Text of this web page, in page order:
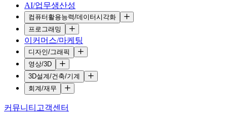
AI/업무생산성
컴퓨터활용능력/데이터시각화
프로그래밍
이커머스/마케팅
디자인/그래픽
영상/3D
3D설계/건축/기계
회계/재무
커뮤니티 고객센터